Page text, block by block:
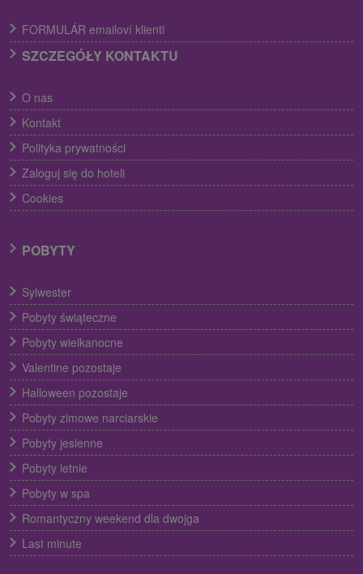
FORMULÁR emailoví klienti
SZCZEGÓŁY KONTAKTU
O nas
Kontakt
Polityka prywatności
Zaloguj się do hoteli
Cookies
POBYTY
Sylwester
Pobyty świąteczne
Pobyty wielkanocne
Valentine pozostaje
Halloween pozostaje
Pobyty zimowe narciarskie
Pobyty jesienne
Pobyty letnie
Pobyty w spa
Romantyczny weekend dla dwojga
Last minute